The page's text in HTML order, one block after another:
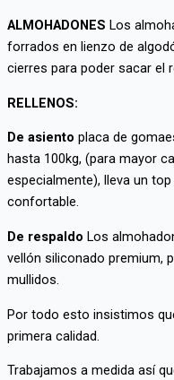
ALMOHADONES Los
forrados en lienzo de
cierres para poder sacar el
RELLENOS:
De asiento placa de
hasta 100kg, (para mayor
especialmente), lleva un
confortable.
De respaldo Los
vellón siliconado premium,
mullidos.
Por todo esto insistimos
primera calidad.
Trabajamos a medida así